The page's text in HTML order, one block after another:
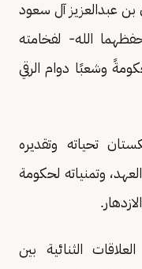
عبدالعزيز آل سعود
الله- لفخامته
وشعبًا دوام الرقي
تحياته وتقديره
وتمنياته لحكومة
الثنائية بين